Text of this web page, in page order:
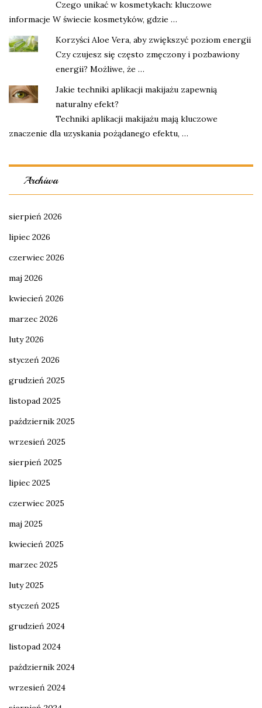
Czego unikać w kosmetykach: kluczowe
informacje W świecie kosmetyków, gdzie …
Korzyści Aloe Vera, aby zwiększyć poziom energii
Czy czujesz się często zmęczony i pozbawiony
energii? Możliwe, że …
Jakie techniki aplikacji makijażu zapewnią
naturalny efekt?
Techniki aplikacji makijażu mają kluczowe
znaczenie dla uzyskania pożądanego efektu, …
Archiwa
sierpień 2026
lipiec 2026
czerwiec 2026
maj 2026
kwiecień 2026
marzec 2026
luty 2026
styczeń 2026
grudzień 2025
listopad 2025
październik 2025
wrzesień 2025
sierpień 2025
lipiec 2025
czerwiec 2025
maj 2025
kwiecień 2025
marzec 2025
luty 2025
styczeń 2025
grudzień 2024
listopad 2024
październik 2024
wrzesień 2024